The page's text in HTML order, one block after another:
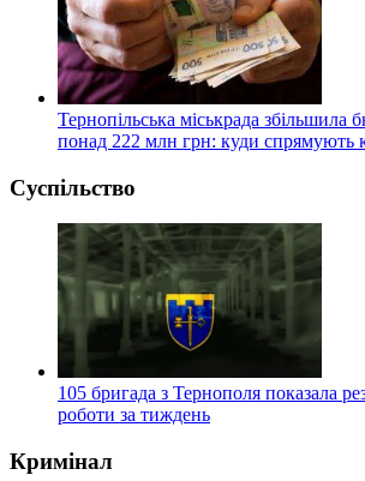
Тернопільська міськрада збільшила
понад 222 млн грн: куди спрямують
Суспільство
105 бригада з Тернополя показала
роботи за тиждень
Кримінал